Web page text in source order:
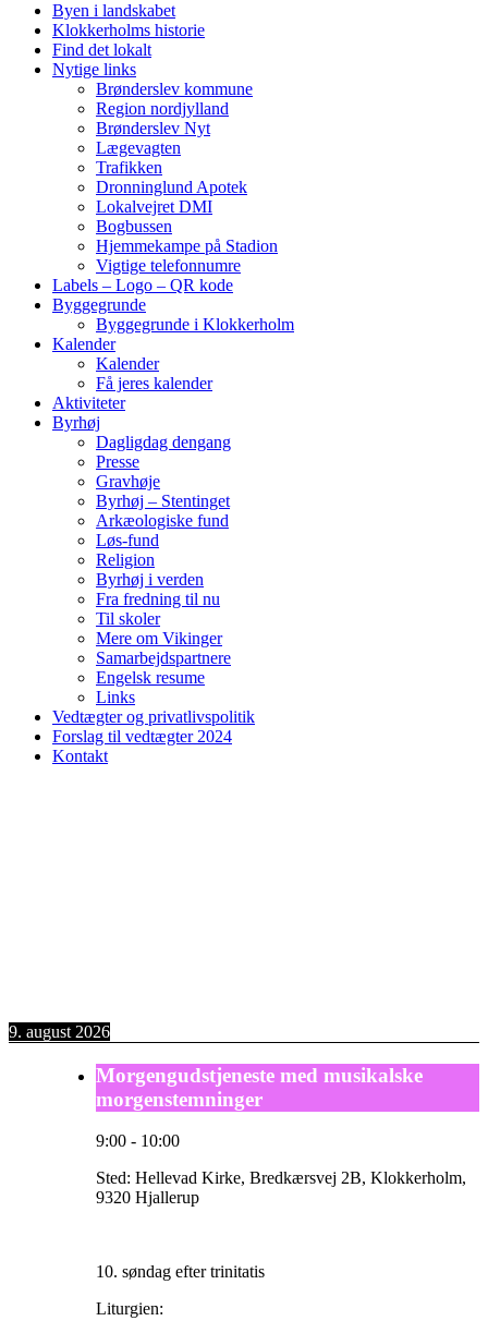
Byen i landskabet
Klokkerholms historie
Find det lokalt
Nytige links
Brønderslev kommune
Region nordjylland
Brønderslev Nyt
Lægevagten
Trafikken
Dronninglund Apotek
Lokalvejret DMI
Bogbussen
Hjemmekampe på Stadion
Vigtige telefonnumre
Labels – Logo – QR kode
Byggegrunde
Byggegrunde i Klokkerholm
Kalender
Kalender
Få jeres kalender
Aktiviteter
Byrhøj
Dagligdag dengang
Presse
Gravhøje
Byrhøj – Stentinget
Arkæologiske fund
Løs-fund
Religion
Byrhøj i verden
Fra fredning til nu
Til skoler
Mere om Vikinger
Samarbejdspartnere
Engelsk resume
Links
Vedtægter og privatlivspolitik
Forslag til vedtægter 2024
Kontakt
9. august 2026
Morgengudstjeneste med musikalske
morgenstemninger
9:00 - 10:00
Sted: Hellevad Kirke, Bredkærsvej 2B, Klokkerholm,
9320 Hjallerup
10. søndag efter trinitatis
Liturgien: